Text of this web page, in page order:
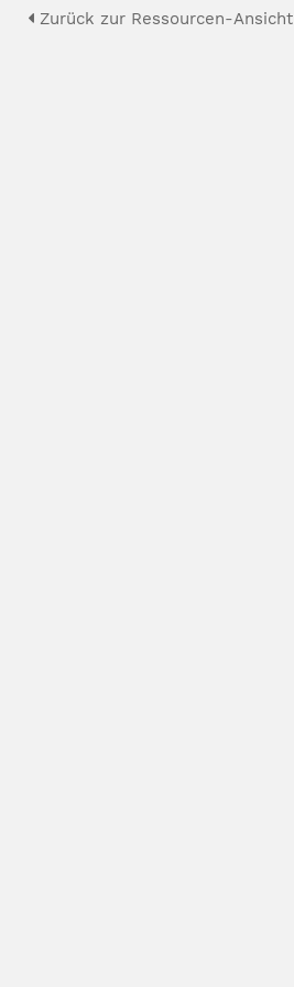
Zurück zur Ressourcen-Ansicht